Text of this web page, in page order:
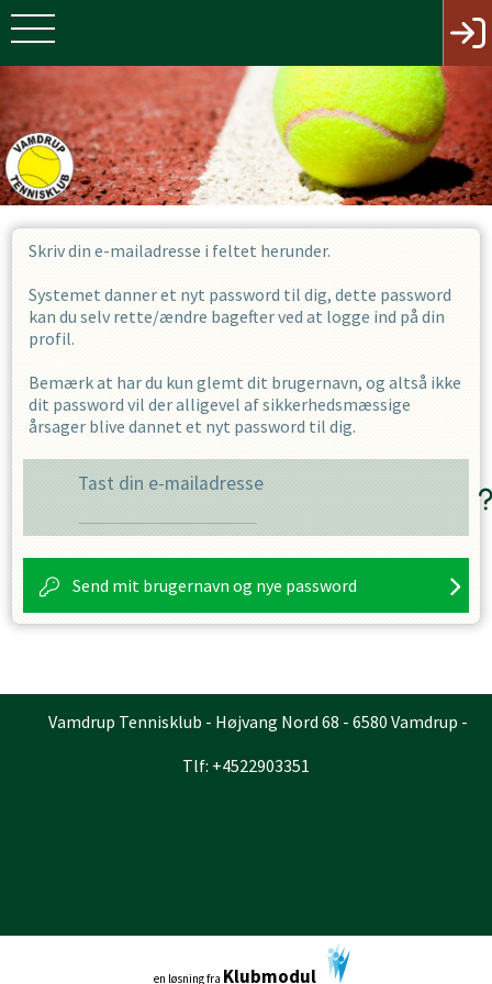
Skriv din e-mailadresse i feltet herunder.
Systemet danner et nyt password til dig, dette password
kan du selv rette/ændre bagefter ved at logge ind på din
profil.
Bemærk at har du kun glemt dit brugernavn, og altså ikke
dit password vil der alligevel af sikkerhedsmæssige
årsager blive dannet et nyt password til dig.
Tast din e-mailadresse
Send mit brugernavn og nye password
Vamdrup Tennisklub - Højvang Nord 68 - 6580 Vamdrup -
Tlf: +4522903351
en løsning fra Klubmodul